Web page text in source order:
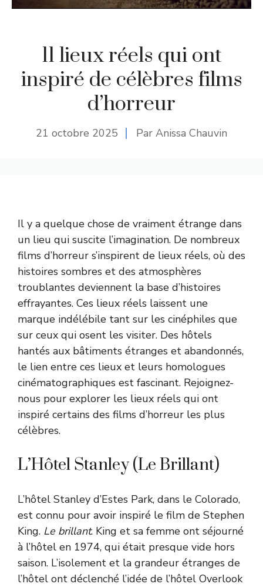
11 lieux réels qui ont
inspiré de célèbres films
d’horreur
21 octobre 2025 Par Anissa Chauvin
Il y a quelque chose de vraiment étrange dans
un lieu qui suscite l’imagination. De nombreux
films d’horreur s’inspirent de lieux réels, où des
histoires sombres et des atmosphères
troublantes deviennent la base d’histoires
effrayantes. Ces lieux réels laissent une
marque indélébile tant sur les cinéphiles que
sur ceux qui osent les visiter. Des hôtels
hantés aux bâtiments étranges et abandonnés,
le lien entre ces lieux et leurs homologues
cinématographiques est fascinant. Rejoignez-
nous pour explorer les lieux réels qui ont
inspiré certains des films d’horreur les plus
célèbres.
L’Hôtel Stanley (Le Brillant)
L’hôtel Stanley d’Estes Park, dans le Colorado,
est connu pour avoir inspiré le film de Stephen
King. Le brillant. King et sa femme ont séjourné
à l’hôtel en 1974, qui était presque vide hors
saison. L’isolement et la grandeur étranges de
l’hôtel ont déclenché l’idée de l’hôtel Overlook